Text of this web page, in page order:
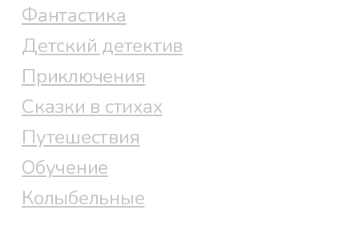
Фантастика
Детский детектив
Приключения
Сказки в стихах
Путешествия
Обучение
Колыбельные